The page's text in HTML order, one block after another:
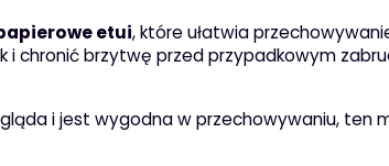
etui, które ułatwia
chronić brzytwę przed przypadkowym
i jest wygodna w przechowywaniu, ten